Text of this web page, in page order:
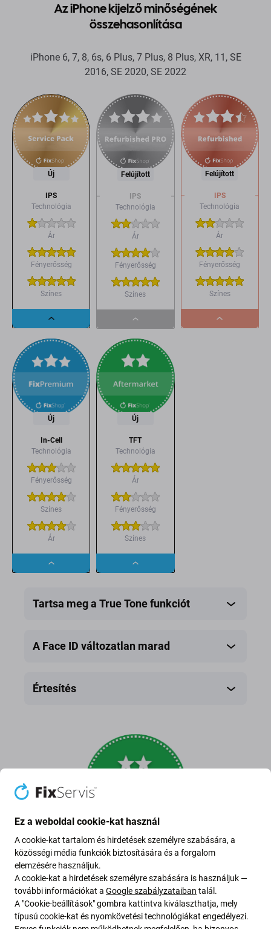
Az iPhone kijelző minőségének
összehasonlítása
iPhone 6, 7, 8, 6s, 6 Plus, 7 Plus, 8 Plus, XR, 11, SE
2016, SE 2020, SE 2022
Új
IPS
Technológia
Ár
Fényerősség
Színes
Dropdown
button
Felújított
IPS
Technológia
Ár
Fényerősség
Színes
Dropdown
button
Felújított
IPS
Technológia
Ár
Fényerősség
Színes
Dropdown
Új
In-Cell
Technológia
Fényerősség
Színes
Ár
Dropdown
Új
TFT
Technológia
Ár
Fényerősség
Színes
Dropdown
Tartsa meg a True Tone funkciót
A Face ID változatlan marad
Értesítés
Utángyártott kijelző
harmadik fél által készített új, nem eredeti kijelző,
nem közvetlenül a készülék gyártója
Ez a weboldal cookie-kat használ
A cookie-kat tartalom és hirdetések személyre szabására, a
közösségi média funkciók biztosítására és a forgalom
elemzésére használjuk.
A cookie-kat a hirdetések személyre szabására is használjuk —
további információkat a Google szabályzataiban talál.
A "Cookie-beállítások" gombra kattintva kiválaszthatja, mely
típusú cookie-kat és nyomkövetési technológiákat engedélyezi.